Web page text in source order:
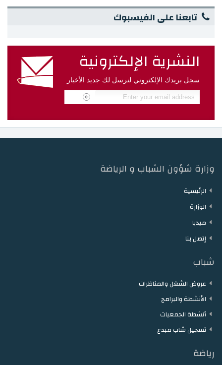
تابعنا على الفيسبوك
النشرية الإلكترونية
سجل بريدك الإلكتروني لنرسل لك جديد الأخبار
وزارة شؤون الشباب و الرياضة
الرئيسية
الوزارة
ميديا
إتصل بنا
شباب
عروض الشغل والمناظرات
الأنشطة والبرامج
أنشطة الجمعيات
تسجيل شاب مبدع
رياضة